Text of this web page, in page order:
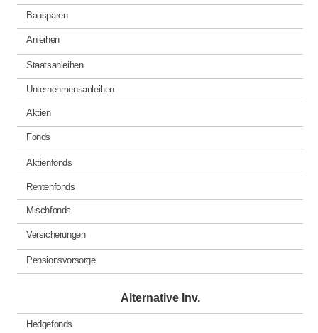
Bausparen
Anleihen
Staatsanleihen
Unternehmensanleihen
Aktien
Fonds
Aktienfonds
Rentenfonds
Mischfonds
Versicherungen
Pensionsvorsorge
Alternative Inv.
Hedgefonds